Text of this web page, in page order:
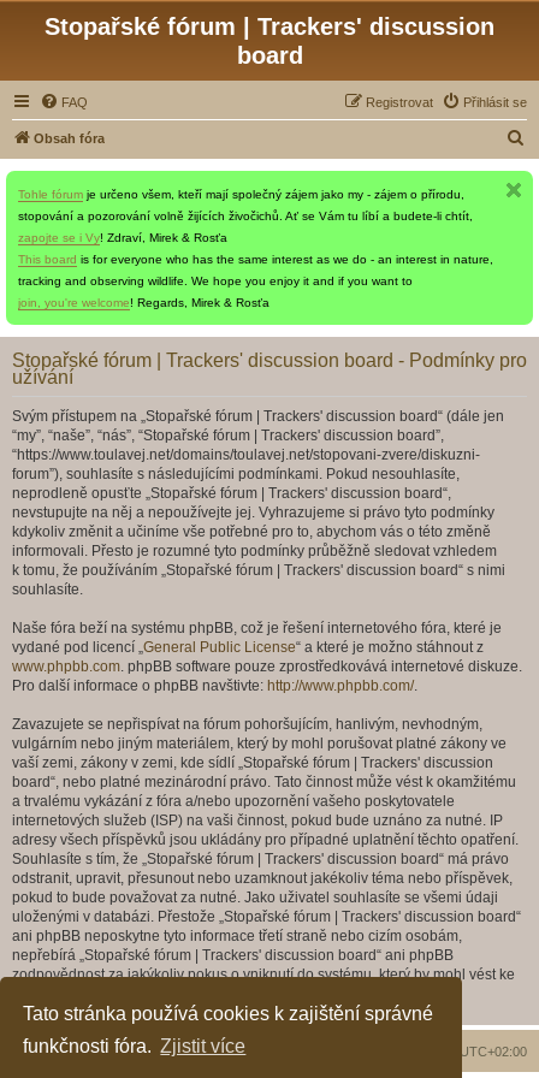
Tato stránka používá cookies k zajištění správné
funkčnosti fóra. Zjistit více
Stopařské fórum | Trackers' discussion
board
FAQ Přihlásit se
Registrovat
Obsah fóra
Tohle fórum je určeno všem, kteří mají společný zájem jako my - zájem o přírodu,
stopování a pozorování volně žijících živočichů. Ať se Vám tu líbí a budete-li chtít,
zapojte se i Vy! Zdraví, Mirek & Rosťa
This board is for everyone who has the same interest as we do - an interest in nature,
tracking and observing wildlife. We hope you enjoy it and if you want to
join, you're welcome! Regards, Mirek & Rosťa
Stopařské fórum | Trackers' discussion board - Podmínky pro
užívání
Svým přístupem na „Stopařské fórum | Trackers' discussion board“ (dále jen
“my”, “naše”, “nás”, “Stopařské fórum | Trackers' discussion board”,
“https://www.toulavej.net/domains/toulavej.net/stopovani-zvere/diskuzni-
forum”), souhlasíte s následujícími podmínkami. Pokud nesouhlasíte,
neprodleně opusťte „Stopařské fórum | Trackers' discussion board“,
nevstupujte na něj a nepoužívejte jej. Vyhrazujeme si právo tyto podmínky
kdykoliv změnit a učiníme vše potřebné pro to, abychom vás o této změně
informovali. Přesto je rozumné tyto podmínky průběžně sledovat vzhledem
k tomu, že používáním „Stopařské fórum | Trackers' discussion board“ s nimi
souhlasíte.
Naše fóra beží na systému phpBB, což je řešení internetového fóra, které je
vydané pod licencí „General Public License“ a které je možno stáhnout z
www.phpbb.com. phpBB software pouze zprostředkovává internetové diskuze.
Pro další informace o phpBB navštivte: http://www.phpbb.com/.
Zavazujete se nepřispívat na fórum pohoršujícím, hanlivým, nevhodným,
vulgárním nebo jiným materiálem, který by mohl porušovat platné zákony ve
vaší zemi, zákony v zemi, kde sídlí „Stopařské fórum | Trackers' discussion
board“, nebo platné mezinárodní právo. Tato činnost může vést k okamžitému
a trvalému vykázání z fóra a/nebo upozornění vašeho poskytovatele
internetových služeb (ISP) na vaši činnost, pokud bude uznáno za nutné. IP
adresy všech příspěvků jsou ukládány pro případné uplatnění těchto opatření.
Souhlasíte s tím, že „Stopařské fórum | Trackers' discussion board“ má právo
odstranit, upravit, přesunout nebo uzamknout jakékoliv téma nebo příspěvek,
pokud to bude považovat za nutné. Jako uživatel souhlasíte se všemi údaji
uloženými v databázi. Přestože „Stopařské fórum | Trackers' discussion board“
ani phpBB neposkytne tyto informace třetí straně nebo cizím osobám,
nepřebírá „Stopařské fórum | Trackers' discussion board“ ani phpBB
zodpovědnost za jakýkoliv pokus o vniknutí do systému, který by mohl vést ke
Obsah fóra UTC+02:00